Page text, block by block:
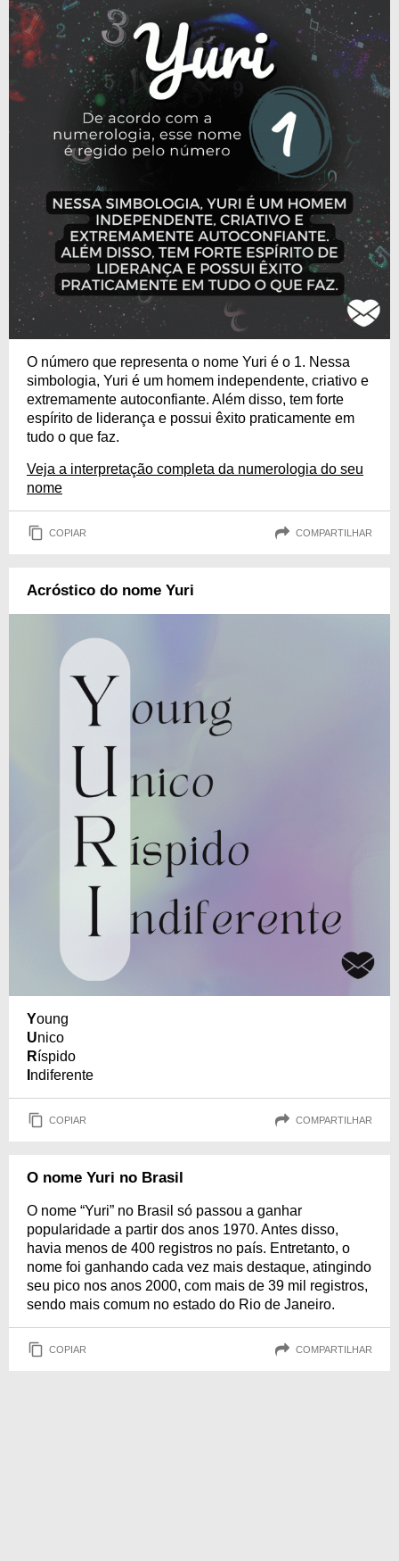
O número que representa o nome Yuri é o 1. Nessa
simbologia, Yuri é um homem independente, criativo e
extremamente autoconfiante. Além disso, tem forte
espírito de liderança e possui êxito praticamente em
tudo o que faz.
Veja a interpretação completa da numerologia do seu
nome
COPIAR COMPARTILHAR
Acróstico do nome Yuri
Young
Unico
Ríspido
ndiferente
COPIAR COMPARTILHAR
O nome Yuri no Brasil
O nome “Yuri” no Brasil só passou a ganhar
popularidade a partir dos anos 1970. Antes disso,
havia menos de 400 registros no país. Entretanto, o
nome foi ganhando cada vez mais destaque, atingindo
seu pico nos anos 2000, com mais de 39 mil registros,
sendo mais comum no estado do Rio de Janeiro.
COPIAR COMPARTILHAR